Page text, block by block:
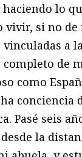
lo
vivir, si no
vinculadas a
completo de
como
conciencia
Pasé seis
la